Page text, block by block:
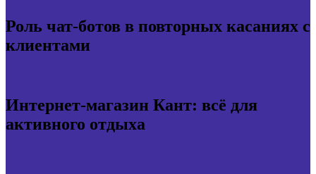
Роль чат-ботов в повторных касаниях с
клиентами
Интернет-магазин Кант: всё для
активного отдыха